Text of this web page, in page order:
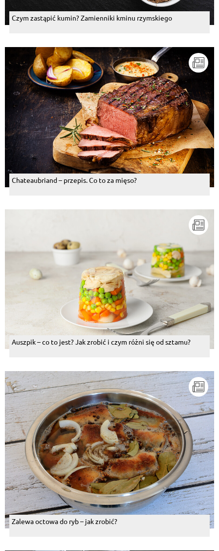
Czym zastąpić kumin? Zamienniki kminu rzymskiego
Chateaubriand – przepis. Co to za mięso?
Auszpik – co to jest? Jak zrobić i czym różni się od sztamu?
Zalewa octowa do ryb – jak zrobić?